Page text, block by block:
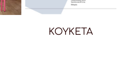
KOYKETA